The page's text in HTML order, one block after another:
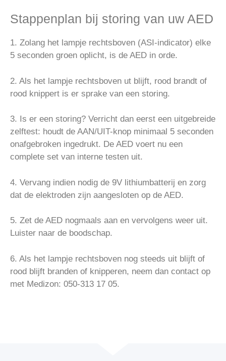
Stappenplan bij storing van uw AED
1. Zolang het lampje rechtsboven (ASI-indicator) elke
5 seconden groen oplicht, is de AED in orde.
2. Als het lampje rechtsboven ut blijft, rood brandt of
rood knippert is er sprake van een storing.
3. Is er een storing? Verricht dan eerst een uitgebreide
zelftest: houdt de AAN/UIT-knop minimaal 5 seconden
onafgebroken ingedrukt. De AED voert nu een
complete set van interne testen uit.
4. Vervang indien nodig de 9V lithiumbatterij en zorg
dat de elektroden zijn aangesloten op de AED.
5. Zet de AED nogmaals aan en vervolgens weer uit.
Luister naar de boodschap.
6. Als het lampje rechtsboven nog steeds uit blijft of
rood blijft branden of knipperen, neem dan contact op
met Medizon: 050-313 17 05.